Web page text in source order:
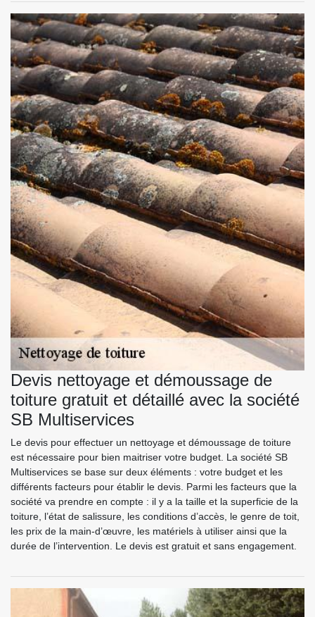
Devis nettoyage et démoussage de
toiture gratuit et détaillé avec la société
SB Multiservices
Le devis pour effectuer un nettoyage et démoussage de toiture
est nécessaire pour bien maitriser votre budget. La société SB
Multiservices se base sur deux éléments : votre budget et les
différents facteurs pour établir le devis. Parmi les facteurs que la
société va prendre en compte : il y a la taille et la superficie de la
toiture, l’état de salissure, les conditions d’accès, le genre de toit,
les prix de la main-d’œuvre, les matériels à utiliser ainsi que la
durée de l’intervention. Le devis est gratuit et sans engagement.